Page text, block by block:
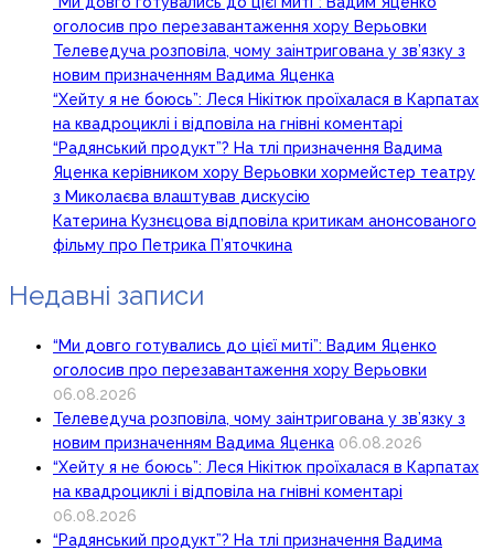
оголосив про перезавантаження хору Верьовки
Телеведуча розповіла, чому заінтригована у зв’язку з
новим призначенням Вадима Яценка
“Хейту я не боюсь”: Леся Нікітюк проїхалася в Карпатах
на квадроциклі і відповіла на гнівні коментарі
“Радянський продукт”? На тлі призначення Вадима
Яценка керівником хору Верьовки хормейстер театру
з Миколаєва влаштував дискусію
Катерина Кузнєцова відповіла критикам анонсованого
фільму про Петрика П’яточкина
Недавні записи
“Ми довго готувались до цієї миті”: Вадим Яценко
оголосив про перезавантаження хору Верьовки
06.08.2026
Телеведуча розповіла, чому заінтригована у зв’язку з
новим призначенням Вадима Яценка 06.08.2026
“Хейту я не боюсь”: Леся Нікітюк проїхалася в Карпатах
на квадроциклі і відповіла на гнівні коментарі
06.08.2026
“Радянський продукт”? На тлі призначення Вадима